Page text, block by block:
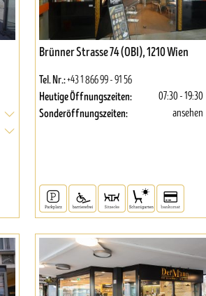
Brünner Strasse 74 (OBI), 1210 Wien
Tel. Nr.:+43 1 866 99 - 91 56
Heutige Öffnungszeiten: 07:30 - 19:30
Sonderöffnungszeiten: ansehen